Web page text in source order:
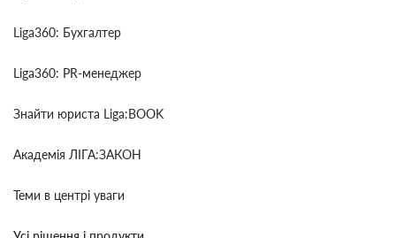
Liga360: Бухгалтер
Liga360: PR-менеджер
Знайти юриста Liga:BOOK
Академія ЛІГА:ЗАКОН
Теми в центрі уваги